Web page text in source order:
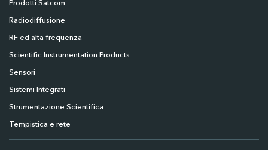
Prodotti Satcom
Radiodiffusione
RF ed alta frequenza
Scientific Instrumentation Products
Sensori
Sistemi Integrati
Strumentazione Scientifica
Tempistica e rete